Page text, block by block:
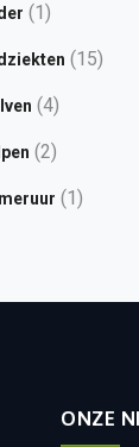
(1)
(15)
(4)
(2)
(1)
ONZE